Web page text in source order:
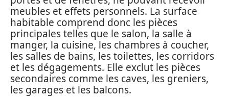
meubles et effets personnels. La surface
habitable comprend donc les pièces
principales telles que le salon, la salle à
manger, la cuisine, les chambres à coucher,
les salles de bains, les toilettes, les corridors
et les dégagements. Elle exclut les pièces
secondaires comme les caves, les greniers,
les garages et les balcons.